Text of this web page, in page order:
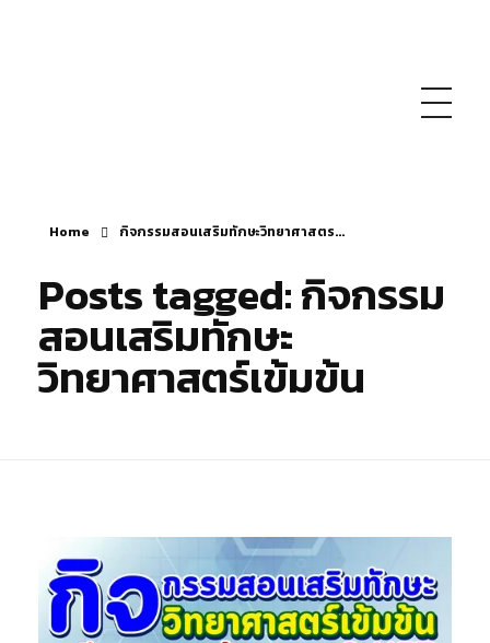
Home กิจกรรมสอนเสริมทักษะวิทยาศาสตร...
Posts tagged: กิจกรรม
สอนเสริมทักษะ
วิทยาศาสตร์เข้มข้น